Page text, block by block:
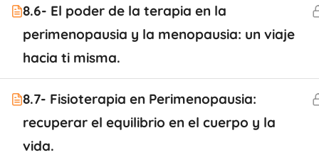
8.6- El poder de la terapia en la
perimenopausia y la menopausia: un viaje
hacia ti misma.
8.7- Fisioterapia en Perimenopausia:
recuperar el equilibrio en el cuerpo y la
vida.